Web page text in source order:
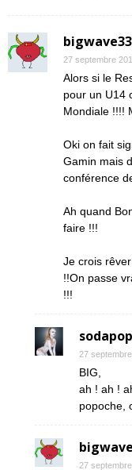
bigwave33
27 septembre
Alors si le
pour un U14
Mondiale !!!!
Oki on fait
Gamin mais
conférence
Ah quand
faire !!!
Je crois
!!On passe
!!!
sodapop
27
BIG,
ah ! ah !
popoche,
27